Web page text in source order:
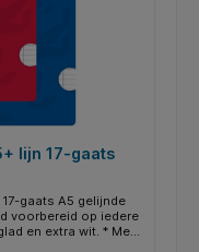
lijn 17-gaats
gaats A5 gelijnde
voorbereid op iedere
en extra wit. * Met